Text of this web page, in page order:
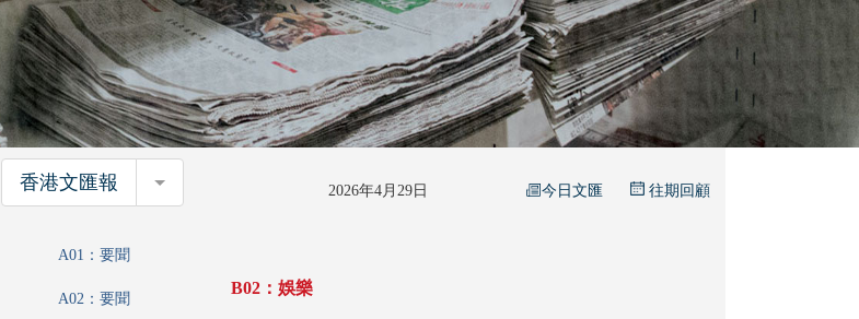
香港文匯報 香港文匯報 2026年4月29日 今日文匯 往期回顧
A01：要聞
A02：要聞
B02：娛樂